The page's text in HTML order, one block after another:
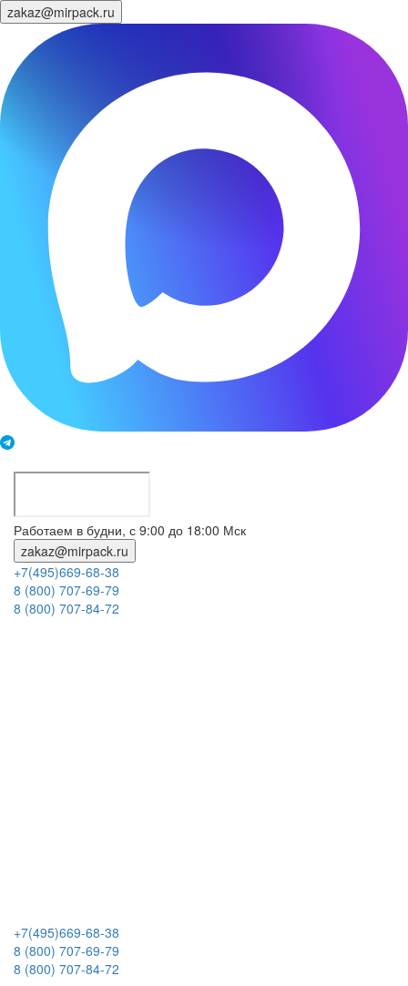
zakaz@mirpack.ru
Работаем в будни, с 9:00 до 18:00 Мск
zakaz@mirpack.ru
+7(495)669-68-38
8 (800) 707-69-79
8 (800) 707-84-72
+7(495)669-68-38
8 (800) 707-69-79
8 (800) 707-84-72